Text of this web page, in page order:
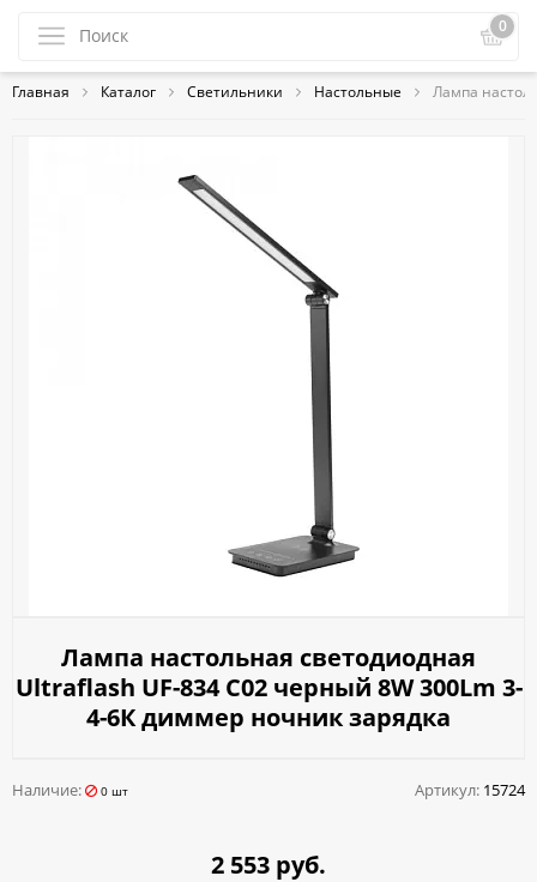
0
Главная Каталог Светильники Настольные Лампа
Лампа настольная светодиодная
Ultraflash UF-834 С02 черный 8W 300Lm 3-
4-6К диммер ночник зарядка
Наличие: 0 шт Артикул: 15724
2 553 руб.